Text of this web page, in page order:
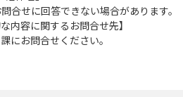
合せに回答できない場合があります。
内容に関するお問合せ先】
にお問合せください。